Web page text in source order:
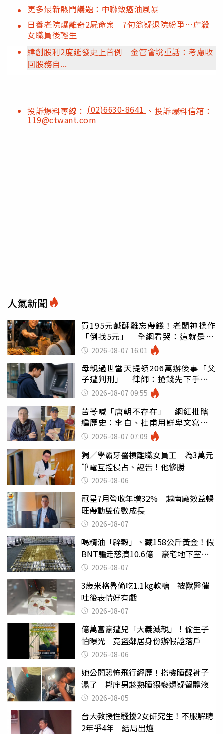
更多最新熱門議題：中聯致癌油風暴
日養老院爆離奇2屍命案 7旬翁疑退院紛爭…虐殺
女職員後輕生
緯創股利2度延發史上首例 金管會說重話：考慮收
回股務自...
投訴爆料專線： (02)6630-8641 、投訴爆料信箱：
119@ctwant.com
人氣新聞
買195元鹹酥雞忘帶錢！老闆神操作
「倒找5元」 全網看哭：這就是台
灣 2026-08-07 16:01
母親過世當天提領206萬辦後事「父
子遭判刑」 律師：搶錢先下手是
罪 2026-08-07 09:55
苦苓喊「唐朝不存在」 網紅批瞎
編歷史：李白、杜甫用鮮卑文寫
詩？2026-08-07 07:09
獨／學霸牙醫槓離職女員工 為3萬元
筆電互控侵占、誣告！他慘勝
2026-08-06
冠星7月營收年增32% 越南廠效益暢
旺帶動雙位數成長
2026-08-07
喝精油「辟穀」、藏158公斤黃金！假
BNT騙走慈濟10.6億 豪宅地下室竟
挖出乾鮑金庫
2026-08-07
3歲米格魯偷吃1.1kg軟糖 被獸醫催
吐後表情好有戲
2026-08-07
億萬富豪遭兒「大義滅親」！偷生子
怕曝光 竟盜鄰居身份辦假證落戶
2026-08-06
她公開恐怖飛行經歷！搭機睡醒褲子
濕了 鄰座男趁熟睡猥褻還疑留體液
2026-08-05
台大教授性騷擾2女研究生！不服解聘
2年爭4年 結局出爐